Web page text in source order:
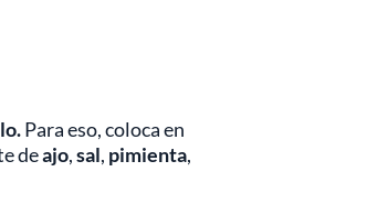
Para eso, coloca en
deajo,sal, pimienta,